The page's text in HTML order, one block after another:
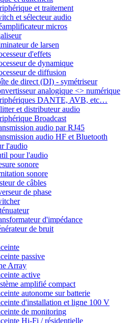
et traitement
et sélecteur audio
micros
de larsen
d'effets
de dynamique
de diffusion
de direct (DI) - symétriseur
analogique <> numérique
DANTE, AVB, etc…
et distributeur audio
Broadcast
audio par RJ45
audio HF et Bluetooth
l'audio
pour l'audio
sonore
sonore
de câbles
de phase
d'impédance
de bruit
passive
Array
active
amplifié compact
autonome sur batterie
d'installation et ligne 100 V
de monitoring
Hi-Fi / résidentielle